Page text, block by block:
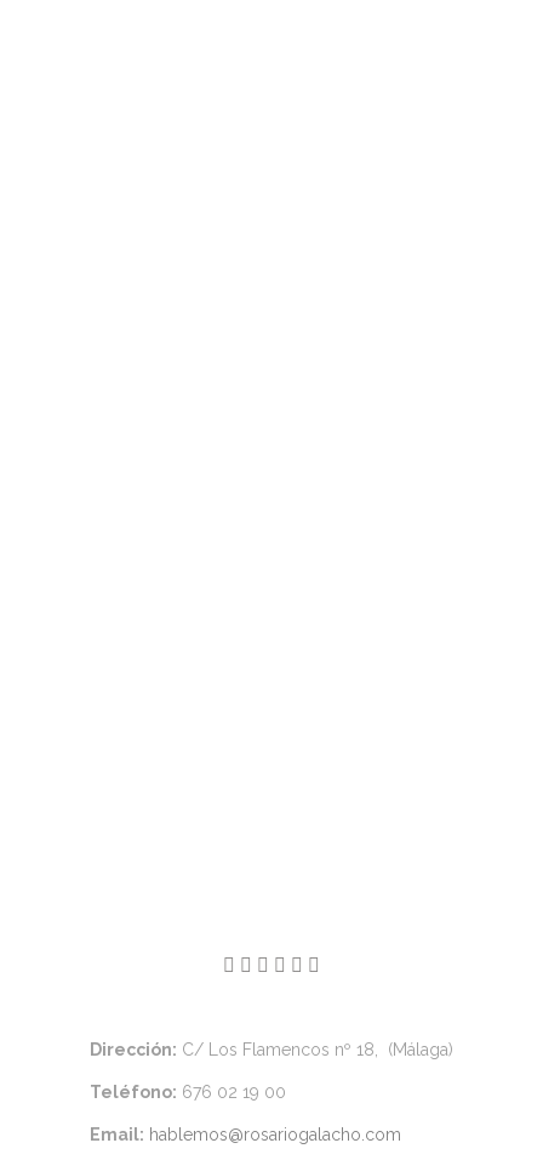
Dirección: C/ Los Flamencos nº 18, (Málaga)
Teléfono: 676 02 19 00
Email: hablemos@rosariogalacho.com